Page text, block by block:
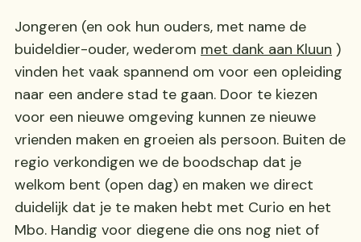
Jongeren (en ook hun ouders, met name de
buideldier-ouder, wederom met dank aan Kluun )
vinden het vaak spannend om voor een opleiding
naar een andere stad te gaan. Door te kiezen
voor een nieuwe omgeving kunnen ze nieuwe
vrienden maken en groeien als persoon. Buiten de
regio verkondigen we de boodschap dat je
welkom bent (open dag) en maken we direct
duidelijk dat je te maken hebt met Curio en het
Mbo. Handig voor diegene die ons nog niet of